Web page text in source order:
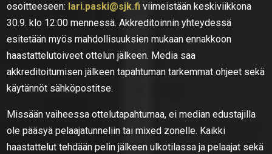
osoitteeseen: lari.paski@sjk.fi viimeistään keskiviikkona
30.9. klo 12:00 mennessä. Akkreditoinnin yhteydessä
esitetään myös mahdollisuuksien mukaan ennakkoon
haastattelutoiveet ottelun jälkeen. Media saa
akkreditoitumisen jälkeen tapahtuman tarkemmat ohjeet sekä
käytännöt sähköpostitse.
Missään vaiheessa ottelutapahtumaa, ei median edustajilla
ole pääsyä pelaajatunneliin tai mixed zonelle. Kaikki
haastattelut tehdään pelin jälkeen ulkotilassa ja pelaajat sekä